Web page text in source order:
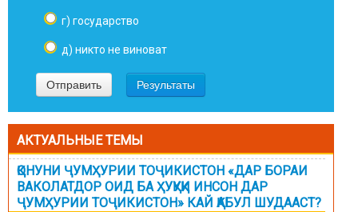
г) государство
д) никто не виноват
АКТУАЛЬНЫЕ ТЕМЫ
ҚОНУНИ ҶУМҲУРИИ ТОҶИКИСТОН «ДАР БОРАИ
ВАКОЛАТДОР ОИД БА ҲУҚУҚИ ИНСОН ДАР
ҶУМҲУРИИ ТОҶИКИСТОН» КАЙ ҚАБУЛ ШУДААСТ?